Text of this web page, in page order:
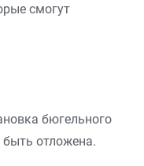
смогут
бюгельного
отложена.